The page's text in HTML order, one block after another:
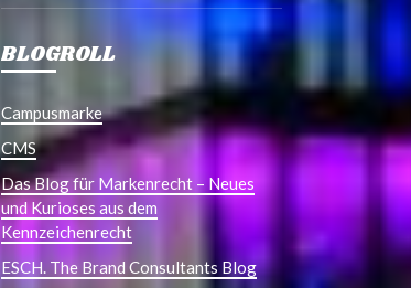
BLOGROLL
Campusmarke
CMS
Das Blog für Markenrecht – Neues
und Kurioses aus dem
Kennzeichenrecht
ESCH. The Brand Consultants Blog